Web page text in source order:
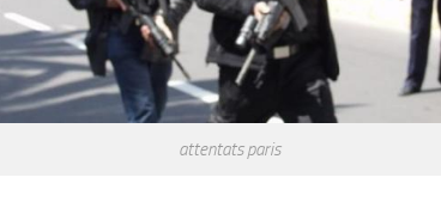
attentats paris